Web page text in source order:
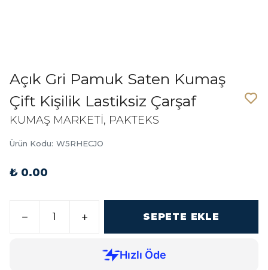
Açık Gri Pamuk Saten Kumaş
Çift Kişilik Lastiksiz Çarşaf
KUMAŞ MARKETİ, PAKTEKS
Ürün Kodu: W5RHECJO
₺ 0.00
SEPETE EKLE